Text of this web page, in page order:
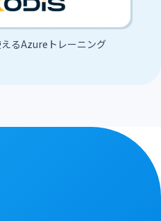
るAzureトレーニング